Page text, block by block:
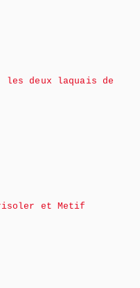
les deux laquais de
et Metif